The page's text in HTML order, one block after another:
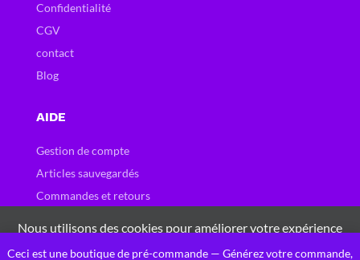
Ceci est une boutique de pré-commande — Générez votre commande,
Confidentialité
CGV
contact
Blog
AIDE
Gestion de compte
Articles sauvegardés
Commandes et retours
Nous utilisons des cookies pour améliorer votre expérience
sur notre site Web. En naviguant sur ce site, vous acceptez